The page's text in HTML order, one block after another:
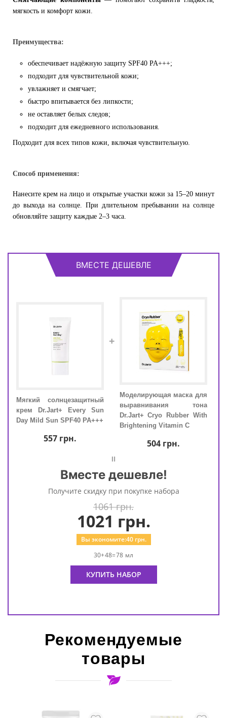
мягкость и комфорт кожи.
Преимущества:
обеспечивает надёжную защиту SPF40 PA+++;
подходит для чувствительной кожи;
увлажняет и смягчает;
быстро впитывается без липкости;
не оставляет белых следов;
подходит для ежедневного использования.
Подходит для всех типов кожи, включая чувствительную.
Способ применения:
Нанесите крем на лицо и открытые участки кожи за 15–20 минут
до выхода на солнце. При длительном пребывании на солнце
обновляйте защиту каждые 2–3 часа.
ВМЕСТЕ ДЕШЕВЛЕ
Мягкий солнцезащитный
крем Dr.Jart+ Every Sun
Day Mild Sun SPF40 PA+++
557грн.
+
Моделирующая маска для
выравнивания тона
Dr.Jart+ Cryo Rubber With
Brightening Vitamin C
504грн.
Вместе дешевле!
Получите скидку при покупке набора
1061 грн.
1021 грн.
Вы экономите:40грн.
30+48=78 мл
КУПИТЬ НАБОР
Рекомендуемые
товары